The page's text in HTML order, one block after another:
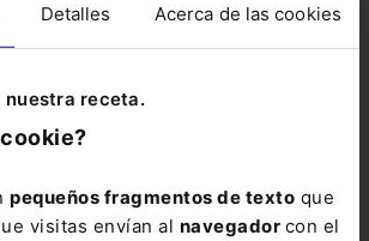
Detalles Acerca de las cookies
nuestra receta.
pequeños fragmentos de texto que
visitas envían al navegador con el